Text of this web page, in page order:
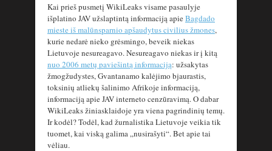
Kai prieš pusmetį WikiLeaks visame pasaulyje
išplatino JAV užslaptintą informaciją apieBagdado
mieste iš malūnsparnio apšaudytus civilius žmones,
kurie nedarė nieko grėsmingo, beveik niekas
Lietuvoje nesureagavo. Nesureagavo niekas ir į kitą
nuo 2006 metų paviešintą informaciją: užsakytas
žmogžudystes, Gvantanamo kalėjimo bjaurastis,
toksinių atliekų šalinimo Afrikoje informaciją,
informaciją apie JAV interneto cenzūravimą. O dabar
WikiLeaks žiniasklaidoje yra viena pagrindinių temų.
Ir kodėl? Todėl, kad žurnalistika Lietuvoje veikia tik
tuomet, kai viską galima „nusirašyti“. Bet apie tai
vėliau.